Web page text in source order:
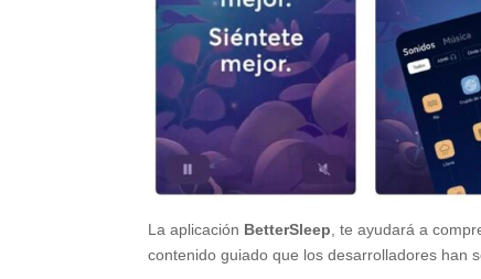
La aplicación BetterSleep , te ayudará a
contenido guiado que los desarrolladores han